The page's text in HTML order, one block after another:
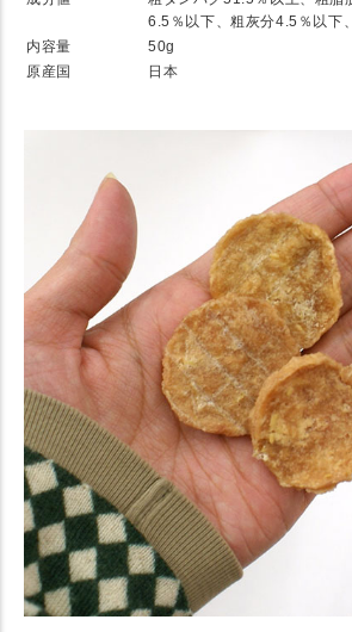
6.5％以下、粗灰分4.5％以下
内容量
50g
原産国
日本